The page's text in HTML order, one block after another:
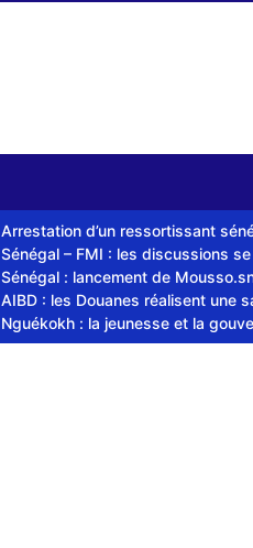
Arrestation d’un ressortissant
Sénégal – FMI : les discussions
Sénégal : lancement de
AIBD : les Douanes réalisent une
Nguékokh : la jeunesse et la